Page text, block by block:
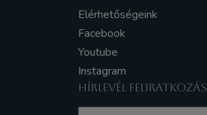
Elérhetőségeink
Facebook
Youtube
Instagram
HÍRLEVÉL FELIRATKOZÁS